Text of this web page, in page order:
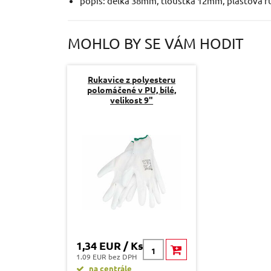
MOHLO BY SE VÁM HODIT
Rukavice z polyesteru
polomáčené v PU, bílé,
velikost 9"
1,34 EUR / Ks
1.09 EUR bez DPH
na centrále